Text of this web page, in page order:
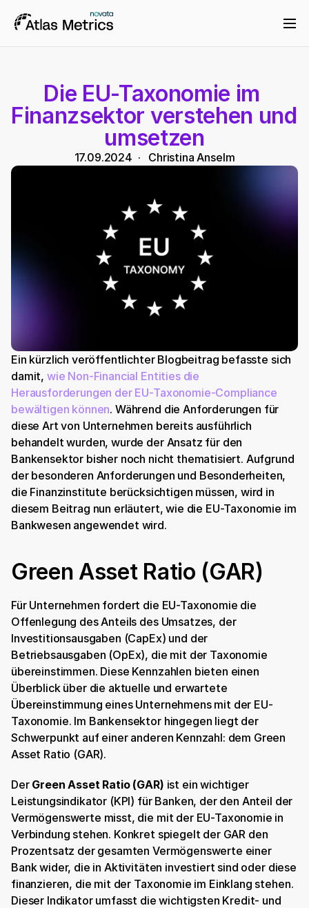
Die EU-Taxonomie im
Finanzsektor verstehen und
umsetzen
17.09.2024
  ·
Christina Anselm
Ein kürzlich veröffentlichter Blogbeitrag befasste sich
damit, wie Non-Financial Entities die
Herausforderungen der EU-Taxonomie-Compliance
bewältigen können. Während die Anforderungen für
diese Art von Unternehmen bereits ausführlich
behandelt wurden, wurde der Ansatz für den
Bankensektor bisher noch nicht thematisiert. Aufgrund
der besonderen Anforderungen und Besonderheiten,
die Finanzinstitute berücksichtigen müssen, wird in
diesem Beitrag nun erläutert, wie die EU-Taxonomie im
Bankwesen angewendet wird.
Green Asset Ratio (GAR)
Für Unternehmen fordert die EU-Taxonomie die
Offenlegung des Anteils des Umsatzes, der
Investitionsausgaben (CapEx) und der
Betriebsausgaben (OpEx), die mit der Taxonomie
übereinstimmen. Diese Kennzahlen bieten einen
Überblick über die aktuelle und erwartete
Übereinstimmung eines Unternehmens mit der EU-
Taxonomie. Im Bankensektor hingegen liegt der
Schwerpunkt auf einer anderen Kennzahl: dem Green
Asset Ratio (GAR).
Der Green Asset Ratio (GAR) ist ein wichtiger
Leistungsindikator (KPI) für Banken, der den Anteil der
Vermögenswerte misst, die mit der EU-Taxonomie in
Verbindung stehen. Konkret spiegelt der GAR den
Prozentsatz der gesamten Vermögenswerte einer
Bank wider, die in Aktivitäten investiert sind oder diese
finanzieren, die mit der Taxonomie im Einklang stehen.
Dieser Indikator umfasst die wichtigsten Kredit- und